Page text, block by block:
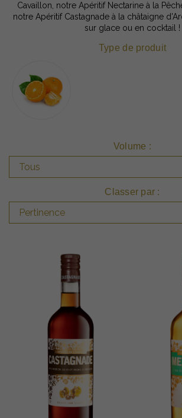
Cavaillon, notre Apéritif Nectarine à la
notre Apéritif Castagnade à la châtaigne
sur glace ou en cocktail !
Type de produit
Volume :
Classer par :
Pertinence